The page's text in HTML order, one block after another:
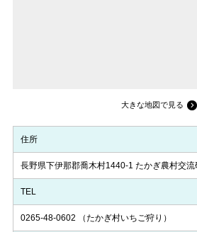
大きな地図で見る
住所
長野県下伊那郡喬木村1440-1 たかぎ農村交流
TEL
0265-48-0602 （たかぎ村いちご狩り）